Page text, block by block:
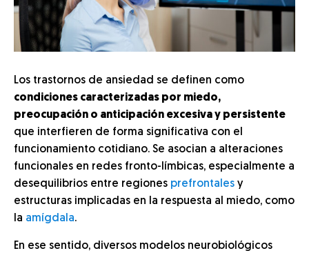
Los trastornos de ansiedad se definen como
condiciones caracterizadas por miedo,
preocupación o anticipación excesiva y persistente
que interfieren de forma significativa con el
funcionamiento cotidiano. Se asocian a alteraciones
funcionales en redes fronto-límbicas, especialmente a
desequilibrios entre regiones prefrontales y
estructuras implicadas en la respuesta al miedo, como
la amígdala.
En ese sentido, diversos modelos neurobiológicos